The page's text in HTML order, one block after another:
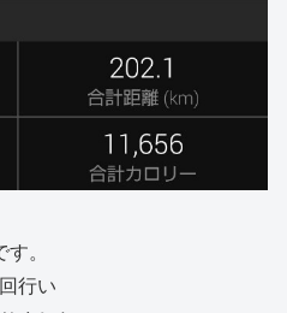
。
行い